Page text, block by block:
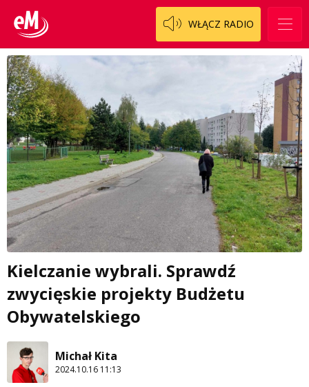
WŁĄCZ RADIO
Kielczanie wybrali. Sprawdź
zwycięskie projekty Budżetu
Obywatelskiego
Michał Kita
2024.10.16 11:13